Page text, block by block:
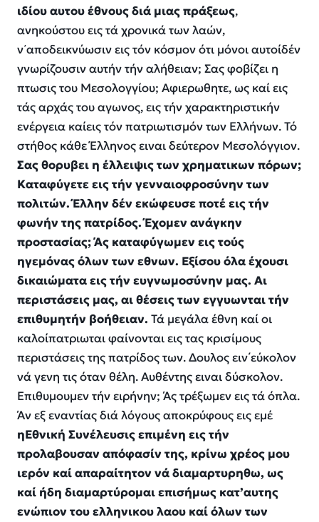
ιδίου αυτου έθνους διά μιας πράξεως,
ανηκούστου εις τάχρονικά των λαών,
ν᾿αποδεικνύωσιν εις τόν κόσμονότι μόνοι αυτοίδέν
γνωρίζουσιν αυτήν τήναλήθειαν; Σας φοβίζει η
πτωσις του Μεσολογγίου; Αφιερωθητε,ως καίεις
τάςαρχάς τουαγωνος, εις τήν χαρακτηριστικήν
ενέργεια καίεις τόν πατριωτισμόν των Ελλήνων. Τό
στήθος κάθεΈλληνος ειναι δεύτερον Μεσολόγγιον.
Σας θορυβει η έλλειψις των χρηματικων πόρων;
Καταφύγετε εις τήν γενναιοφροσύνην των
πολιτών. Έλλην δέν εκώφευσε ποτέ εις τήν
φωνήν της πατρίδος. Έχομεν ανάγκην
προστασίας; Άς καταφύγωμεν εις τούς
ηγεμόνας όλων των εθνων. Εξίσου όλα έχουσι
δικαιώματα εις τήν ευγνωμοσύνην μας. Αι
περιστάσεις μας, αι θέσεις των εγγυωνται τήν
επιθυμητήν βοήθειαν. Τά μεγάλαέθνη καίοι
καλοίπατριωται φαίνονται εις τας κρισίμους
περιστάσεις της πατρίδος των. Δουλος ειν΄εύκολον
νάγενη τιςόταν θέλη. Αυθέντης ειναι δύσκολον.
Επιθυμουμεν τήν ειρήνην; Άς τρέξωμεν εις τάόπλα.
Άνεξεναντίας διάλόγουςαποκρύφους ειςεμέ
ηΕθνική Συνέλευσις επιμένη εις τήν
προλαβουσαν απόφασίν της, κρίνω χρέος μου
ιερόν καί απαραίτητον νά διαμαρτυρηθω, ως
καί ήδη διαμαρτύρομαι επισήμως κατ’αυτης
ενώπιον του ελληνικου λαου καί όλων των